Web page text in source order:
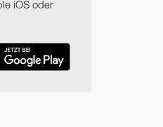
iOS oder